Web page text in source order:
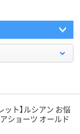
ット】ルシアン お悩
ショーツ オールド